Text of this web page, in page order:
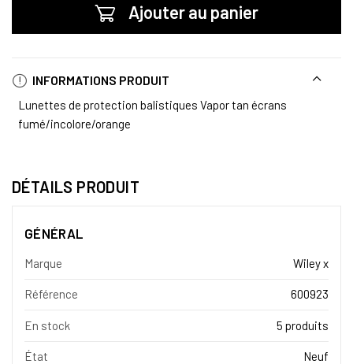
Ajouter au panier
INFORMATIONS PRODUIT
Lunettes de protection balistiques Vapor tan écrans
fumé/incolore/orange
DÉTAILS PRODUIT
GÉNÉRAL
Marque Wiley x
Référence 600923
En stock 5 produits
État Neuf